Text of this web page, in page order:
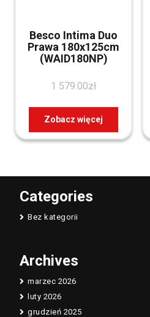
Besco Intima Duo
Prawa 180x125cm
(WAID180NP)
1 579.00zł
Zobacz więcej
Categories
Bez kategorii
Archives
marzec 2026
luty 2026
grudzień 2025